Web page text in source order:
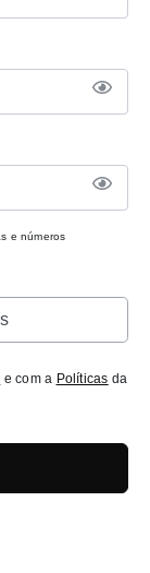
e números
e com a Políticas da